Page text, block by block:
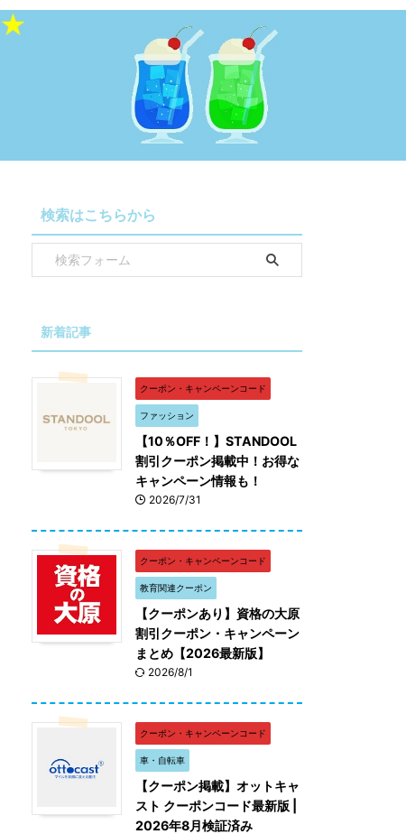
検索はこちらから
新着記事
クーポン・キャンペーンコード
ファッション
【10％OFF！】STANDOOL
割引クーポン掲載中！お得な
キャンペーン情報も！
2026/7/31
クーポン・キャンペーンコード
教育関連クーポン
【クーポンあり】資格の大原
割引クーポン・キャンペーン
まとめ【2026最新版】
2026/8/1
クーポン・キャンペーンコード
車・自転車
【クーポン掲載】オットキャ
スト クーポンコード最新版 |
2026年8月検証済み